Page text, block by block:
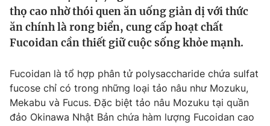
Thế giới đó đây
Câu chuyện quốc tế
Kinh tế
Tài chính
Góc doanh nghiệp
Dữ liệu và đời sống
Truyền hình
Phim VTV
Giải trí
thọ cao nhờ thói quen ăn uống giản dị với thức
ăn chính là rong biển, cung cấp hoạt chất
Fucoidan cần thiết giữ cuộc sống khỏe mạnh.
Fucoidan là tổ hợp phân tử polysaccharide chứa sulfat
fucose chỉ có trong những loại tảo nâu như Mozuku,
Mekabu và Fucus. Đặc biệt tảo nâu Mozuku tại quần
đảo Okinawa Nhật Bản chứa hàm lượng Fucoidan cao